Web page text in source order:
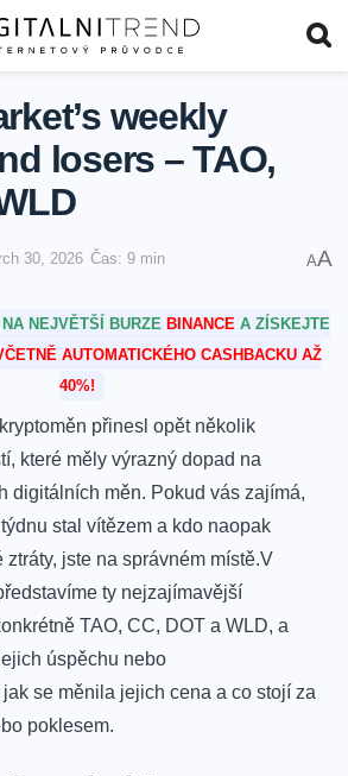
weekly
losers – TAO,
30, 2026 Čas: 9 min AA
NEJVĚTŠÍ BURZE BINANCE A ZÍSKEJTE
AUTOMATICKÉHO CASHBACKU AŽ
40%!
přinesl opět​ několik
které měly výrazný dopad na
digitálních měn. Pokud vás zajímá,
stal vítězem a ​kdo ​naopak
​jste na správném místě.V
ty nejzajímavější
TAO, CC, DOT a WLD, a
úspěchu ‌nebo
se⁤ měnila jejich⁢ cena a co ‍stojí za
poklesem.